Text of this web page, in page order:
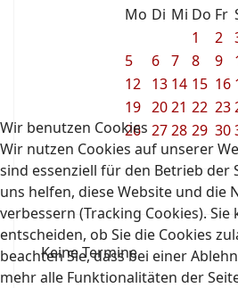
Mo Di Mi Do Fr
1
2
5
6 7 8 9
12 13 14 15 16
19 2021 22 23
26 2728 29 30
Keine Termine
Wir benutzen Cookies
Wir nutzen Cookies auf unserer
sind essenziell für den Betrieb der
uns helfen, diese Website und die
verbessern (Tracking Cookies).
entscheiden, ob Sie die Cookies
beachten Sie, dass bei einer
mehr alle Funktionalitäten der